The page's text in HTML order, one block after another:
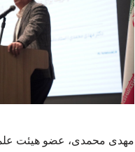
مهدی محمدی، عضو هیئت